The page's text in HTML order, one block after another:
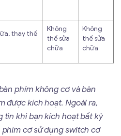
thay thế
Không
thể sửa
chữa
Không
thể sửa
chữa
phím không cơ và bàn
được kích hoạt. Ngoài ra,
tin khi bạn kích hoạt bất kỳ
cơ sử dụng switch cơ